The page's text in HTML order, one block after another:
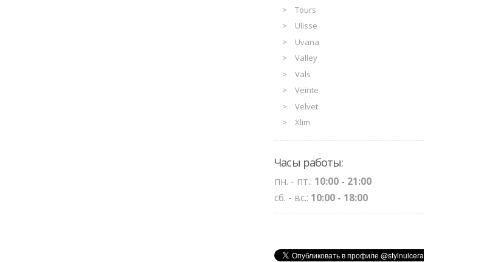
Tours
Ulisse
Uvana
Valley
Vals
Veinte
Velvet
Xlim
Часы работы:
пн. - пт.: 10:00 - 21:00
сб. - вс.: 10:00 - 18:00